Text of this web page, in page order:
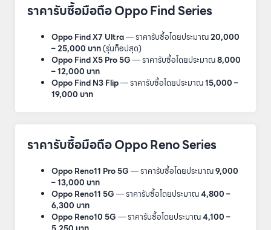
ราคารับซื้อมือถือ Oppo Find Series
Oppo Find X7 Ultra— ราคารับซื้อโดยประมาณ20,000
– 25,000 บาท(รุ่นท็อปสุด)
Oppo Find X5 Pro 5G— ราคารับซื้อโดยประมาณ8,000
– 12,000 บาท
Oppo Find N3 Flip— ราคารับซื้อโดยประมาณ15,000 –
19,000 บาท
ราคารับซื้อมือถือ Oppo Reno Series
Oppo Reno11 Pro 5G— ราคารับซื้อโดยประมาณ9,000
– 13,000 บาท
Oppo Reno11 5G— ราคารับซื้อโดยประมาณ4,800 –
6,300 บาท
Oppo Reno10 5G— ราคารับซื้อโดยประมาณ4,100 –